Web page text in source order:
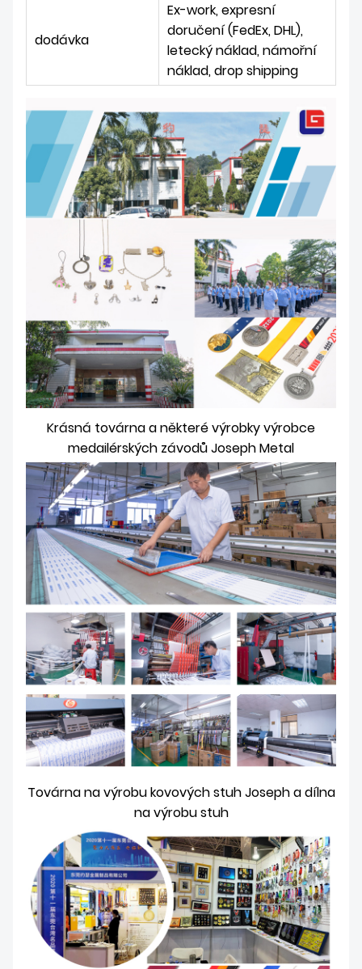
dodávka
Ex-work, expresní
doručení (FedEx, DHL),
letecký náklad, námořní
náklad, drop shipping
Krásná továrna a některé výrobky výrobce
medailérských závodů Joseph Metal
Továrna na výrobu kovových stuh Joseph a dílna
na výrobu stuh